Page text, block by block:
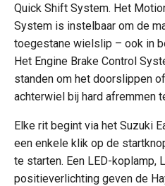
Quick Shift System. Het
System is instelbaar om de
toegestane wielslip – ook in
Het Engine Brake Control
standen om het doorslippen
achterwiel bij hard afremmen
Elke rit begint via het Suzuki
een enkele klik op de
te starten. Een LED-koplamp,
positieverlichting geven de